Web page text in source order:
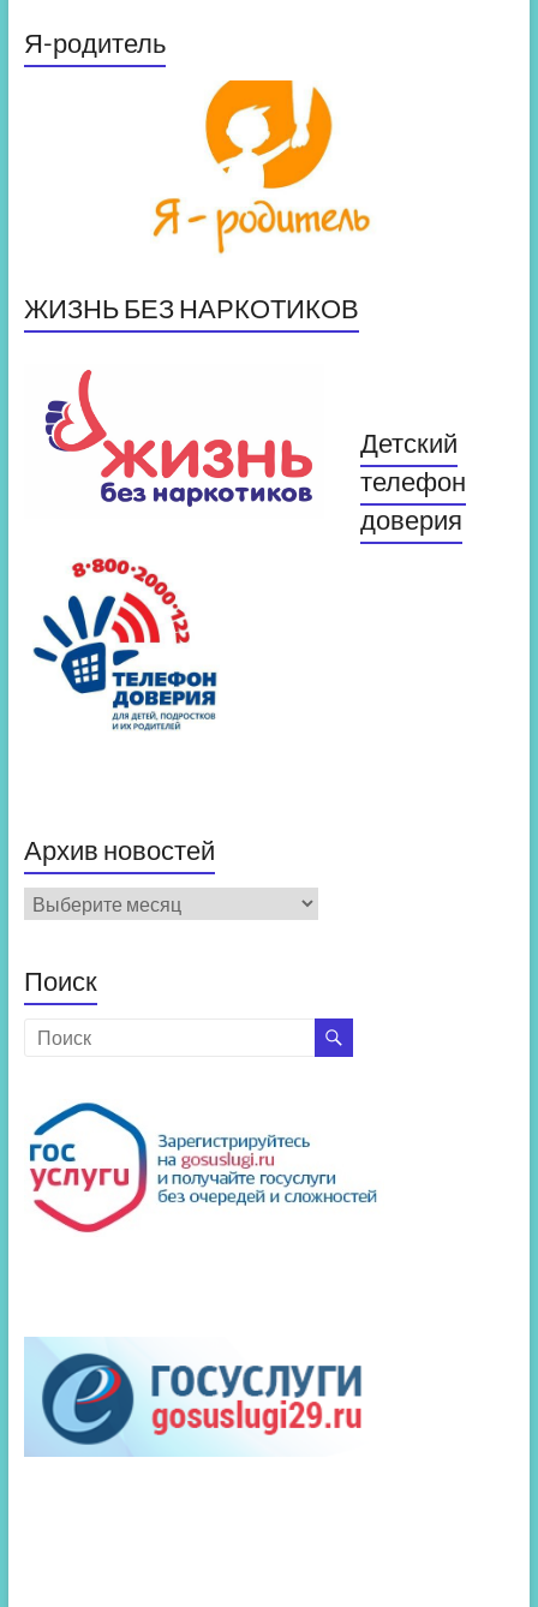
Я-родитель
ЖИЗНЬ БЕЗ НАРКОТИКОВ
Детский
телефон
доверия
Архив новостей
Архив
новостей
Поиск